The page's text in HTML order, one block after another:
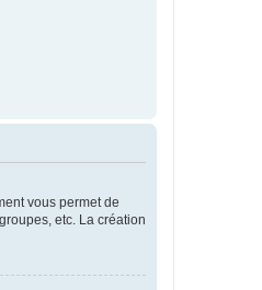
vous permet de
etc. La création